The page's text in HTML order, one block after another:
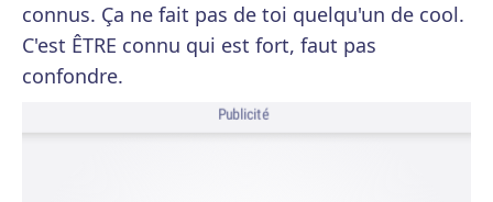
connus. Ça ne fait pas de toi quelqu'un de cool.
C'est ÊTRE connu qui est fort, faut pas
confondre.
Publicité